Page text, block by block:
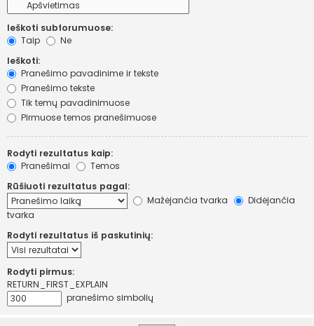
Ieškoti subforumuose:
Taip
Ne
Ieškoti:
Pranešimo pavadinime ir tekste
Pranešimo tekste
Tik temų pavadinimuose
Pirmuose temos pranešimuose
Rodyti rezultatus kaip:
Pranešimai
Temos
Rūšiuoti rezultatus pagal:
Mažėjančia tvarka
Didėjančia
tvarka
Rodyti rezultatus iš paskutinių:
Rodyti pirmus:
RETURN_FIRST_EXPLAIN
pranešimo simbolių